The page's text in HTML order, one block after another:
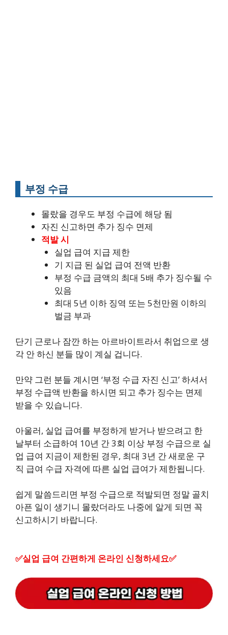
부정 수급
몰랐을 경우도 부정 수급에 해당 됨
자진 신고하면 추가 징수 면제
적발 시
실업 급여 지급 제한
기 지급 된 실업 급여 전액 반환
부정 수급 금액의 최대 5배 추가 징수될 수
있음
최대 5년 이하 징역 또는 5천만원 이하의
벌금 부과
단기 근로나 잠깐 하는 아르바이트라서 취업으로 생
각 안 하신 분들 많이 계실 겁니다.
만약 그런 분들 계시면 ‘부정 수급 자진 신고’ 하셔서
부정 수급액 반환을 하시면 되고 추가 징수는 면제
받을 수 있습니다.
아울러, 실업 급여를 부정하게 받거나 받으려고 한
날부터 소급하여 10년 간 3회 이상 부정 수급으로 실
업 급여 지금이 제한된 경우, 최대 3년 간 새로운 구
직 급여 수급 자격에 따른 실업 급여가 제한됩니다.
쉽게 말씀드리면 부정 수급으로 적발되면 정말 골치
아픈 일이 생기니 몰랐더라도 나중에 알게 되면 꼭
신고하시기 바랍니다.
✅실업 급여 간편하게 온라인 신청하세요✅